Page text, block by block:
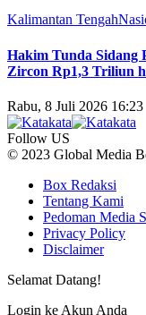
Kalimantan Tengah
Hakim Tunda Sidang
Zircon Rp1,3 Triliun
Rabu, 8 Juli 2026 16:23
Follow US
© 2023 Global Media
Box Redaksi
Tentang Kami
Pedoman Media
Privacy Policy
Disclaimer
Selamat Datang!
Login ke Akun Anda